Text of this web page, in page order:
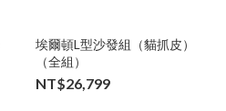
埃爾頓L型沙發組（貓抓皮）
（全組）
NT$26,799